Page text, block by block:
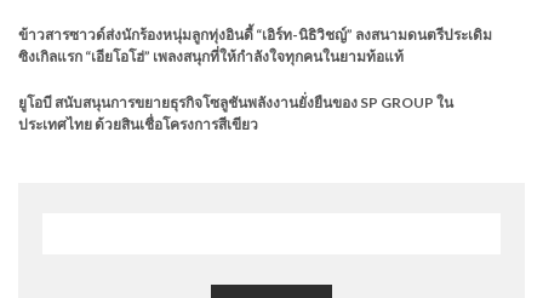
ข้าวสารซาวด์ส่งนักร้องหนุ่มลูกทุ่งอินดี้ “เอิร์ท-นิธิวิชญ์” ลงสนามดนตรีประเดิม
ซิงเกิลแรก “เอียโอโฮ่” เพลงสนุกที่ให้กำลังใจทุกคนในยามท้อแท้
ยูโอบี สนับสนุนการขยายธุรกิจโซลูชันพลังงานยั่งยืนของ SP GROUP ใน
ประเทศไทย ด้วยสินเชื่อโครงการสีเขียว